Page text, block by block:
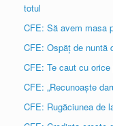
totul
CFE: Să avem masa
CFE: Ospăț de nuntă
CFE: Te caut cu orice
CFE: „Recunoaște
CFE: Rugăciunea de